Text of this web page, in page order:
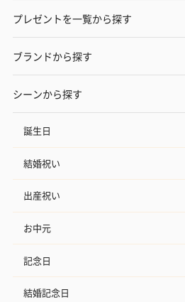
プレゼントを一覧から探す
ブランドから探す
シーンから探す
誕生日
結婚祝い
出産祝い
お中元
記念日
結婚記念日